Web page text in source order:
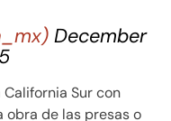
December
California Sur con
obra de las presas o